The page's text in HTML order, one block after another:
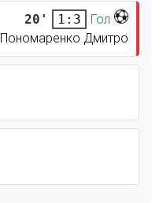
20' 1:3
Гол
Пономаренко Дмитро